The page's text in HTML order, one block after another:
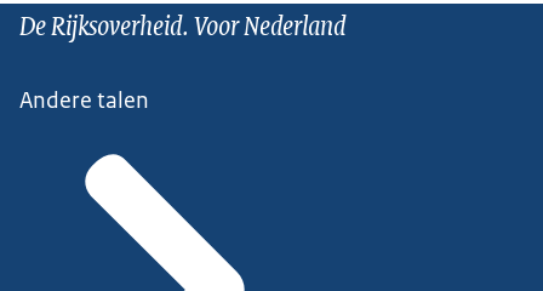
De Rijksoverheid. Voor Nederland
Andere talen